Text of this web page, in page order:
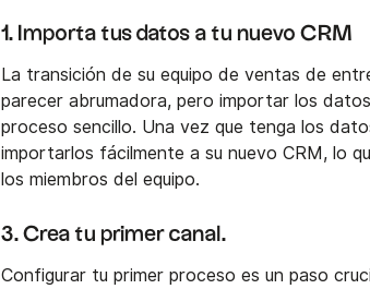
1. Importa tus datos a tu nuevo CRM
La transición de su equipo de ventas de
parecer abrumadora, pero importar los
proceso sencillo. Una vez que tenga los
importarlos fácilmente a su nuevo CRM, lo
los miembros del equipo.
3. Crea tu primer canal.
Configurar tu primer proceso es un paso